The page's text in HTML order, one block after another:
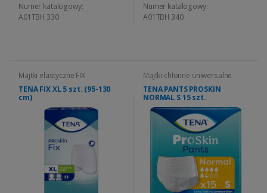
Numer katalogowy:
A01TBH 330
Numer katalogowy:
A01TBH 340
Majtki elastyczne FIX
TENA FIX XL 5 szt. (95-130
cm)
Majtki chłonne uniwersalne
TENA PANTS PROSKIN
NORMAL S 15 szt.